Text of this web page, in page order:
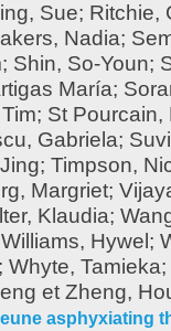
Sue; Ritchie,
Nadia;
; Shin, So-Youn;
María;
; St Pourcain,
Gabriela;
; Timpson,
Margriet;
Klaudia;
Williams, Hywel ;
; Whyte, Tamieka;
et Zheng,
asphyxiating